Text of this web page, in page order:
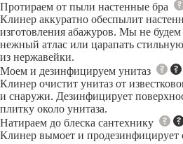
Протираем от пыли настенные бра
Клинер аккуратно обеспылит
изготовления абажуров. Мы не
нежный атлас или царапать
из нержавейки.
Моем и дезинфицируем унитаз
Клинер очистит унитаз от
и снаружи. Дезинфицирует
плитку около унитаза.
Натираем до блеска сантехнику
Клинер вымоет и продезинфицирует